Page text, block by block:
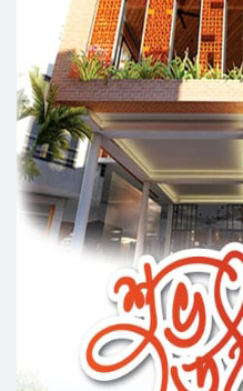
ধরিত্রী রক্ষায়
কর্মসূচি পালন
সিলেটে সড়ক
নর্থ ইস্ট
প্রতিযোগিতার
সিকৃবি’তে
বৃক্ষরোপণ
রসময়
উদ্বোধন করলেন